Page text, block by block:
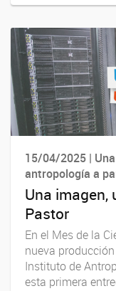
15/04/2025 |
antropología a
Una
Pastor
En el Mes de la
nueva
Instituto de
esta primera